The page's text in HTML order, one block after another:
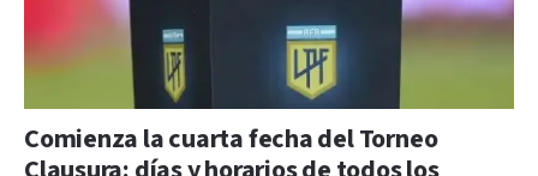
Comienza la cuarta fecha del Torneo